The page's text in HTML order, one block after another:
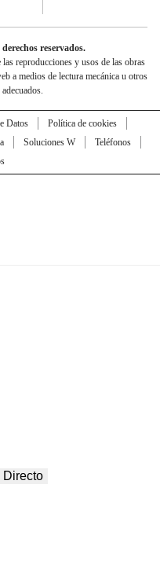
reservados.
reproducciones y usos de las obras
a medios de lectura mecánica u otros
Datos
Política de cookies
Soluciones W
Teléfonos
Directo